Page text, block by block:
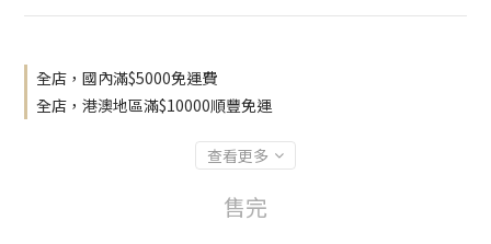
全店，國內滿$5000免運費
全店，港澳地區滿$10000順豐免運
查看更多
售完